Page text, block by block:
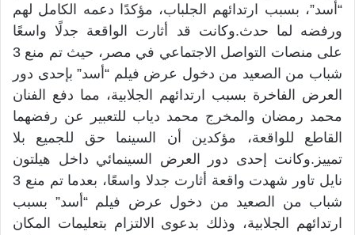
“أسد”، بسبب ارتدائهم الجلباب، مؤكدًا دعمه الكامل لهم
ورفضه لما حدث.وكانت قد أثارت الواقعة جدلًا واسعًا
على منصات التواصل الاجتماعي في مصر، حيث تم منع 3
شباب من الصعيد من دخول عرض فيلم “أسد” بإحدى دور
العرض الفاخرة بسبب ارتدائهم الجلابية، مما دفع الفنان
محمد رمضان والمخرج محمد دياب للتعبير عن رفضهما
القاطع للواقعة، مؤكدين أن السينما حق للجميع بلا
تمييز.وكانت إحدى دور العرض السينمائي داخل هيلتون
نايل تاور شهدت واقعة أثارت جدلا واسعًا، بعدما تم منع 3
شباب من الصعيد من دخول عرض فيلم “أسد” بسبب
ارتدائهم الجلابية، وذلك بدعوى الالتزام بتعليمات المكان